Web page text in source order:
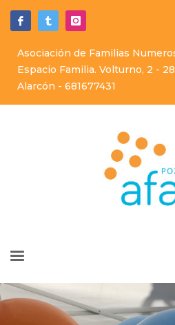
Asociación de Familias
Espacio Familia. Volturno, 2 -
Alarcón - 681677431